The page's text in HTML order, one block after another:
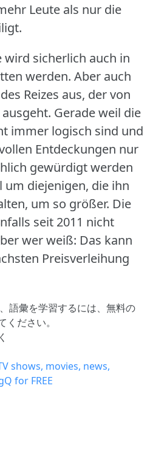
Leute als nur die
sicherlich auch in
werden. Aber auch
Reizes aus, der von
Gerade weil die
immer logisch sind und
Entdeckungen nur
gewürdigt werden
um diejenigen, die ihn
um so größer. Die
seit 2011 nicht
wer weiß: Das kann
Preisverleihung
語彙を学習するには、 無料の
ください。